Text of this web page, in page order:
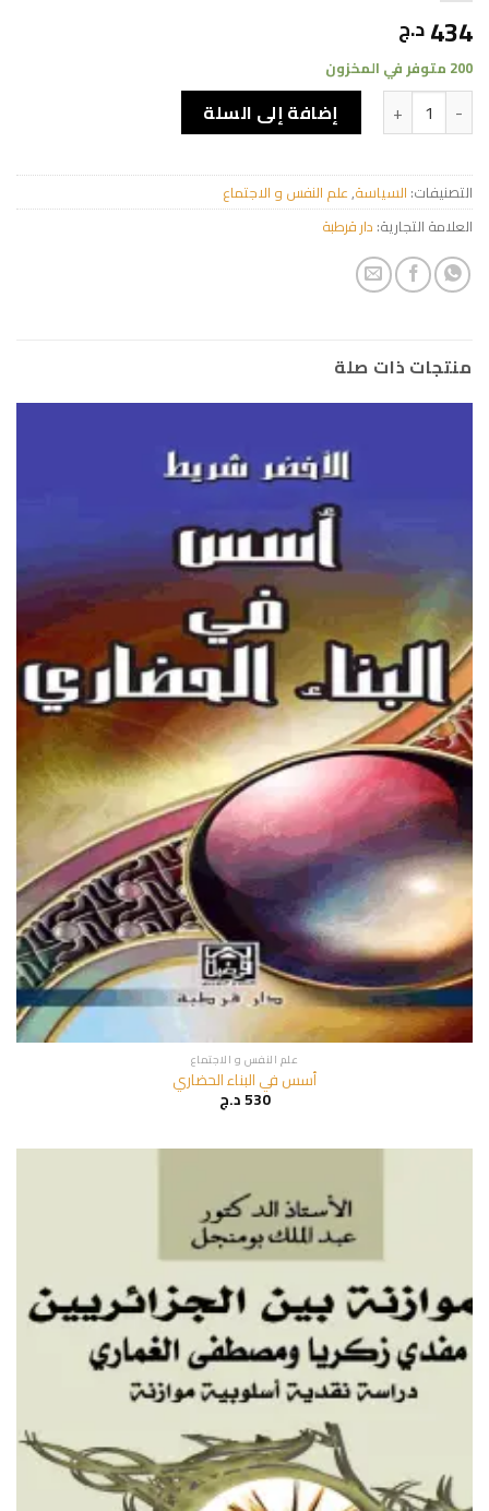
434د.ج
200 متوفر في المخزون
كمية الفكر العربي المعاصرإضافة إلى السلة
التصنيفات: السياسة,علم النفس و الاجتماع
العلامة التجارية: دار قرطبة
منتجات ذات صلة
علم النفس و الاجتماع
أسس في البناء الحضاري
530د.ج